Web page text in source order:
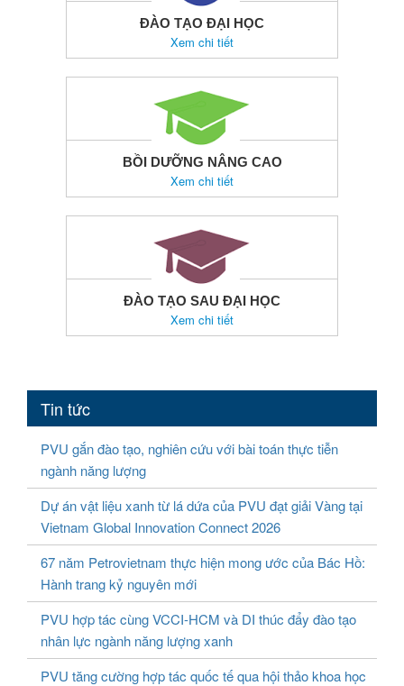
ĐÀO TẠO ĐẠI HỌC
Xem chi tiết
BỒI DƯỠNG NÂNG CAO
Xem chi tiết
ĐÀO TẠO SAU ĐẠI HỌC
Xem chi tiết
Tin tức
PVU gắn đào tạo, nghiên cứu với bài toán thực tiễn
ngành năng lượng
Dự án vật liệu xanh từ lá dứa của PVU đạt giải Vàng tại
Vietnam Global Innovation Connect 2026
67 năm Petrovietnam thực hiện mong ước của Bác Hồ:
Hành trang kỷ nguyên mới
PVU hợp tác cùng VCCI-HCM và DI thúc đẩy đào tạo
nhân lực ngành năng lượng xanh
PVU tăng cường hợp tác quốc tế qua hội thảo khoa học